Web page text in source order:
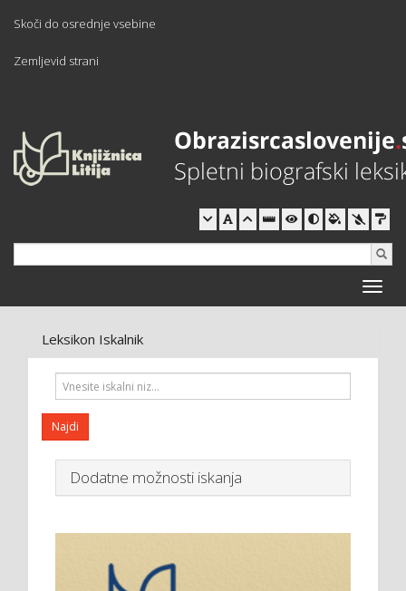
Skoči do osrednje vsebine
Zemljevid strani
Toggle
Leksikon Iskalnik
Dodatne možnosti iskanja